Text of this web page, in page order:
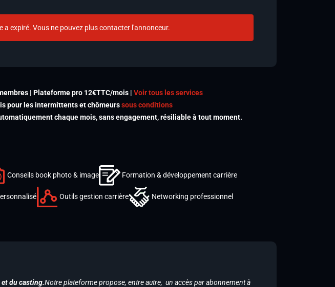
a expiré. Vous ne pouvez plus contacter l'annonceur.
| Plateforme pro 12€TTC/mois | Voir tous les services
pour les intermittents et chômeurssous conditions
chaque mois, sans engagement, résiliable à tout moment.
Conseils book photo & image Formation & développement carrière
Outils gestion carrière Networking professionnel
du casting.Notre plateforme propose, entre autre, un accès par abonnement à